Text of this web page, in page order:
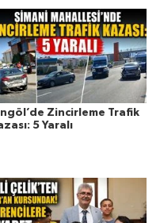
Zincirleme Trafik
5 Yaralı